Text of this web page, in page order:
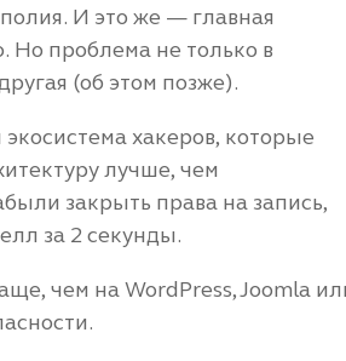
И это же — главная
Но проблема не только в
(об этом позже).
хакеров, которые
лучше, чем
закрыть права на запись,
за 2 секунды.
чем на WordPress, Joomla